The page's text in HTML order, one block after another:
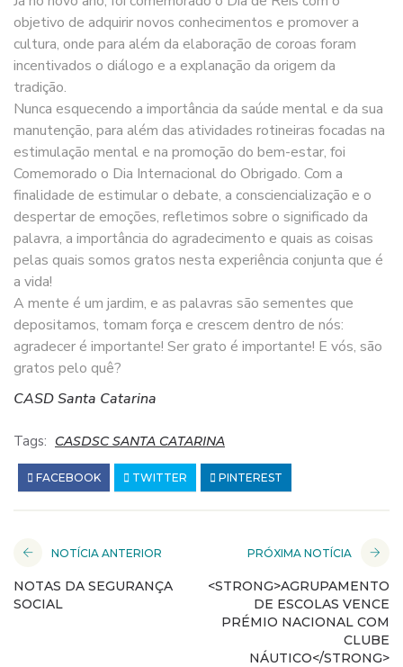
objetivo de adquirir novos conhecimentos e promover a
cultura, onde para além da elaboração de coroas foram
incentivados o diálogo e a explanação da origem da
tradição.
Nunca esquecendo a importância da saúde mental e da sua
manutenção, para além das atividades rotineiras focadas na
estimulação mental e na promoção do bem-estar, foi
Comemorado o Dia Internacional do Obrigado. Com a
finalidade de estimular o debate, a consciencialização e o
despertar de emoções, refletimos sobre o significado da
palavra, a importância do agradecimento e quais as coisas
pelas quais somos gratos nesta experiência conjunta que é
a vida!
A mente é um jardim, e as palavras são sementes que
depositamos, tomam força e crescem dentro de nós:
agradecer é importante! Ser grato é importante! E vós, são
gratos pelo quê?
CASD Santa Catarina
Tags: CASDSC SANTA CATARINA
FACEBOOK TWITTER PINTEREST
NOTÍCIA ANTERIOR
NOTAS DA SEGURANÇA
SOCIAL
PRÓXIMA NOTÍCIA
<STRONG>AGRUPAMENTO
DE ESCOLAS VENCE
PRÉMIO NACIONAL COM
CLUBE
NÁUTICO</STRONG>